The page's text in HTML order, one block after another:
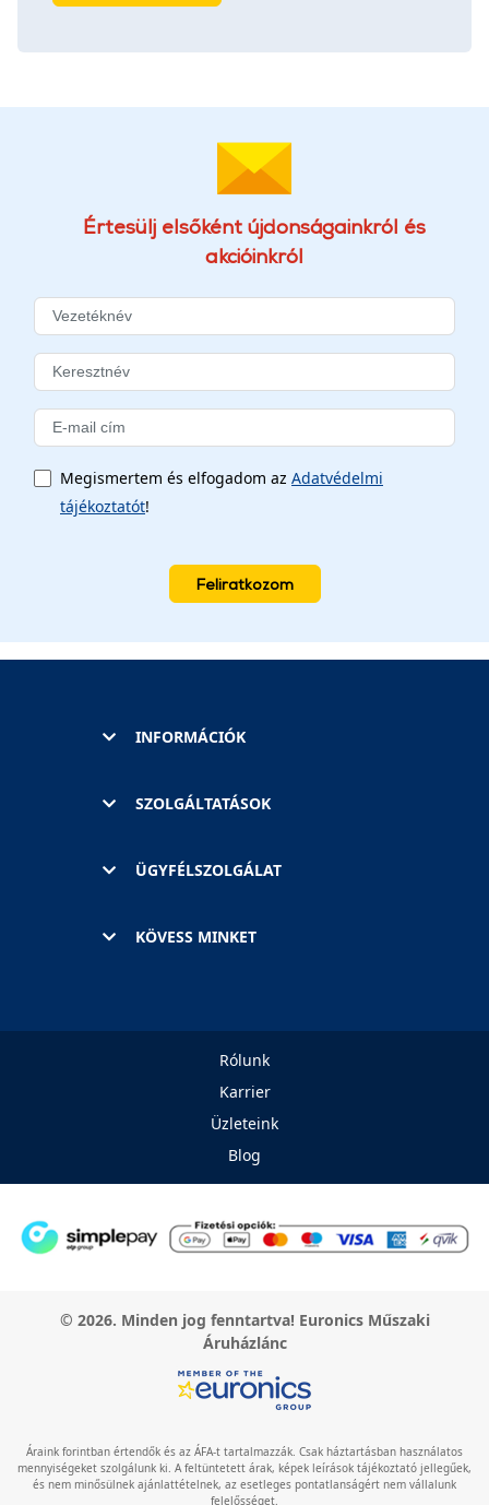
Értesülj elsőként újdonságainkról és
akcióinkról
Megismertem és elfogadom az Adatvédelmi
tájékoztatót!
Feliratkozom
INFORMÁCIÓK
SZOLGÁLTATÁSOK
ÜGYFÉLSZOLGÁLAT
KÖVESS MINKET
Rólunk
Karrier
Üzleteink
Blog
© 2026. Minden jog fenntartva! Euronics Műszaki
Áruházlánc
Áraink forintban értendők és az ÁFA-t tartalmazzák. Csak háztartásban használatos
mennyiségeket szolgálunk ki. A feltüntetett árak, képek leírások tájékoztató jellegűek,
és nem minősülnek ajánlattételnek, az esetleges pontatlanságért nem vállalunk
felelősséget.